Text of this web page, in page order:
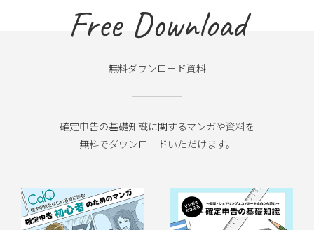
Free Download
無料ダウンロード資料
確定申告の基礎知識に関するマンガや資料を
無料でダウンロードいただけます。